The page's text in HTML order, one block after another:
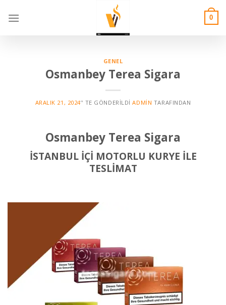
0
GENEL
Osmanbey Terea Sigara
ARALIK 21, 2024’' TE GÖNDERILDI ADMIN TARAFINDAN
Osmanbey Terea Sigara
İSTANBUL İÇİ MOTORLU KURYE İLE
TESLİMAT